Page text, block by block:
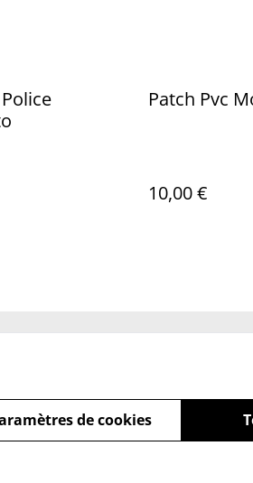
Patch Pvc
10,00 €
de cookies